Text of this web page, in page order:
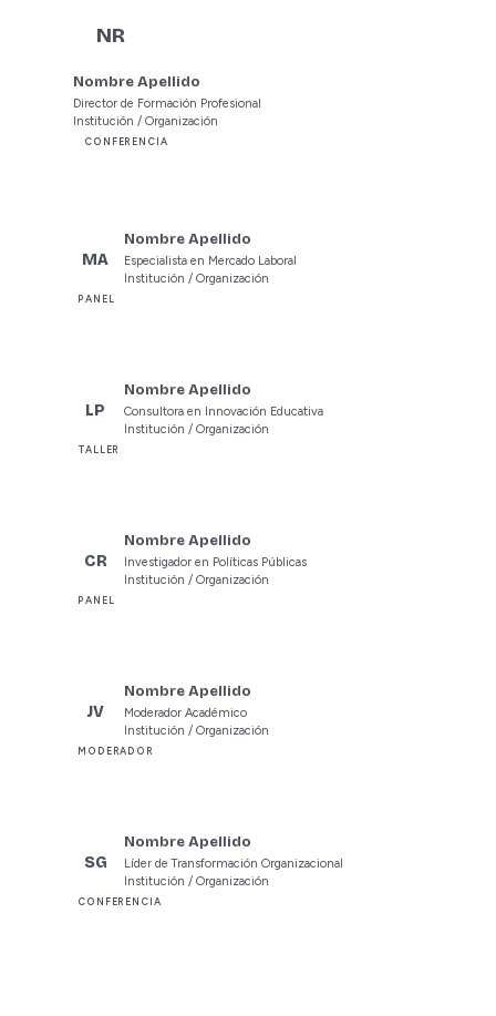
NR
Nombre Apellido
Director de Formación Profesional
Institución / Organización
CONFERENCIA
MA
Nombre Apellido
Especialista en Mercado Laboral
Institución / Organización
PANEL
LP
Nombre Apellido
Consultora en Innovación Educativa
Institución / Organización
TALLER
CR
Nombre Apellido
Investigador en Políticas Públicas
Institución / Organización
PANEL
JV
Nombre Apellido
Moderador Académico
Institución / Organización
MODERADOR
SG
Nombre Apellido
Líder de Transformación Organizacional
Institución / Organización
CONFERENCIA